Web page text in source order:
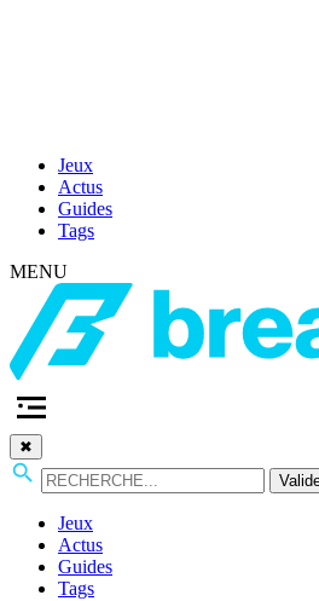
Jeux
Actus
Guides
Tags
MENU
✖
Jeux
Actus
Guides
Tags